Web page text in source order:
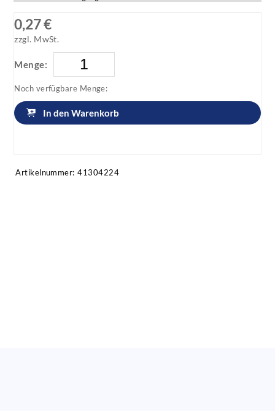
0,27 €
zzgl. MwSt.
Menge:
Noch verfügbare Menge:
In den Warenkorb
Artikelnummer: 41304224